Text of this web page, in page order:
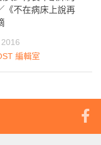
《不在病床上說再
編輯室